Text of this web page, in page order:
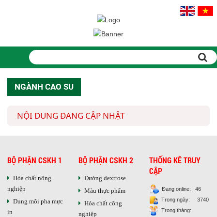
Sản phẩm
PHỤ GIA THỰC PHẨM
Màu thực phẩm
Chất phụ gia nhũ hóa làm dày
Chất phụ gia tạo cấu trúc
Chất phụ gia bảo quản
Chất phụ gia nem giò chả
Chất phụ gia bún mì phở
NGÀNH CAO SU
NỘI DUNG ĐANG CẬP NHẬT
BỘ PHẬN CSKH 1
Hóa chất nông
nghiệp
Dung môi pha mực
in
BỘ PHẬN CSKH 2
Đường dextrose
Màu thực phẩm
Hóa chất công
nghiệp
THỐNG KÊ TRUY
CẬP
Đang online: 46
Trong ngày: 3740
Trong tháng: